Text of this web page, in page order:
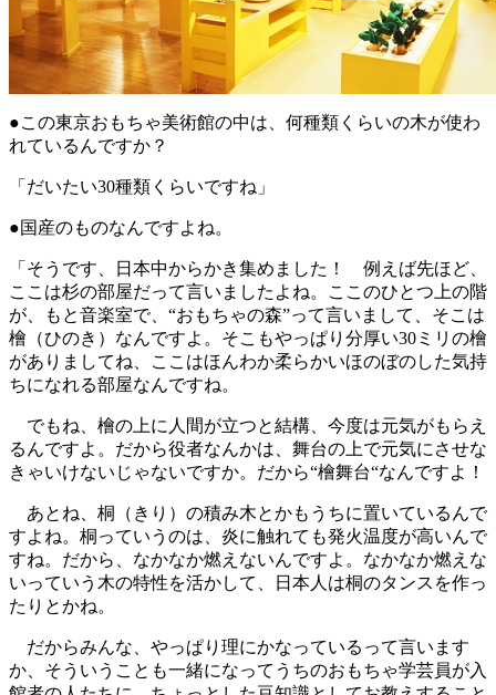
●この東京おもちゃ美術館の中は、何種類くらいの木が使わ
れているんですか？
「だいたい30種類くらいですね」
●国産のものなんですよね。
「そうです、日本中からかき集めました！ 例えば先ほど、
ここは杉の部屋だって言いましたよね。ここのひとつ上の階
が、もと音楽室で、“おもちゃの森”って言いまして、そこは
檜（ひのき）なんですよ。そこもやっぱり分厚い30ミリの檜
がありましてね、ここはほんわか柔らかいほのぼのした気持
ちになれる部屋なんですね。
でもね、檜の上に人間が立つと結構、今度は元気がもらえ
るんですよ。だから役者なんかは、舞台の上で元気にさせな
きゃいけないじゃないですか。だから“檜舞台“なんですよ！
あとね、桐（きり）の積み木とかもうちに置いているんで
すよね。桐っていうのは、炎に触れても発火温度が高いんで
すね。だから、なかなか燃えないんですよ。なかなか燃えな
いっていう木の特性を活かして、日本人は桐のタンスを作っ
たりとかね。
だからみんな、やっぱり理にかなっているって言います
か、そういうことも一緒になってうちのおもちゃ学芸員が入